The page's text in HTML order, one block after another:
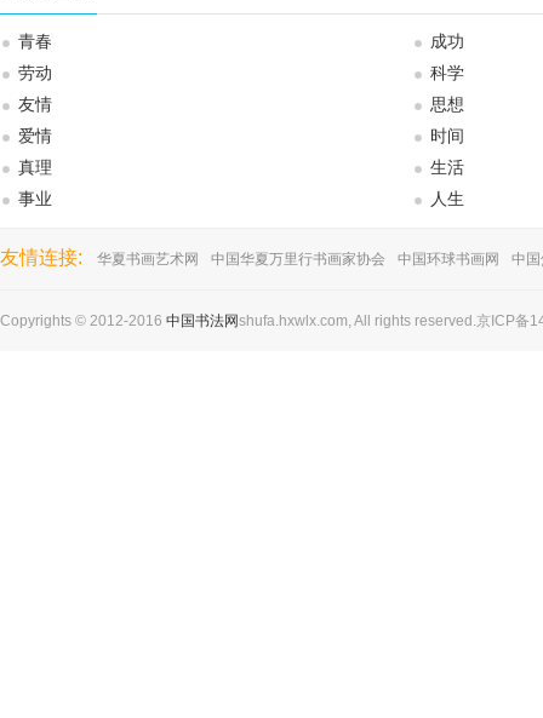
青春
成功
劳动
科学
友情
思想
爱情
时间
真理
生活
事业
人生
友情连接: 华夏书画艺术网 中国华夏万里行书画家协会 中国环球书画网 中
Copyrights © 2012-2016 中国书法网shufa.hxwlx.com, All rights reserved.京ICP备